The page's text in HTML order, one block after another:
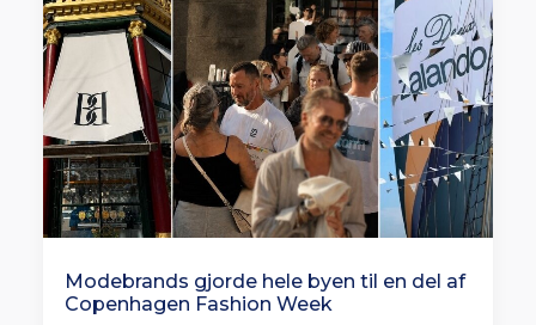
Modebrands gjorde hele byen til en del af
Copenhagen Fashion Week